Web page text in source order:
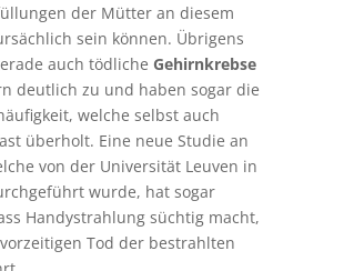
der Mütter an diesem
sein können. Übrigens
auch tödliche Gehirnkrebse
deutlich zu und haben sogar die
welche selbst auch
überholt. Eine neue Studie an
von der Universität Leuven in
wurde, hat sogar
Handystrahlung süchtig macht,
Tod der bestrahlten